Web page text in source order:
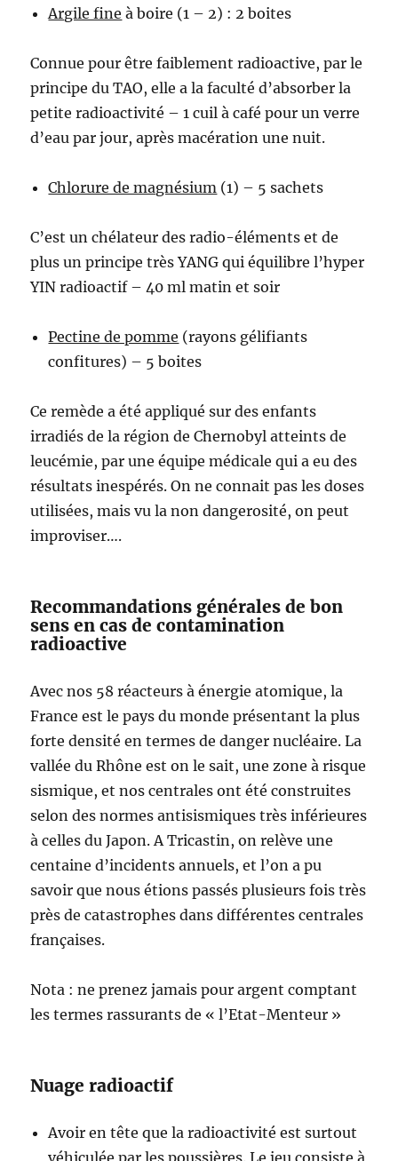
Argile fine à boire (1 – 2) : 2 boites
Connue pour être faiblement radioactive, par le
principe du TAO, elle a la faculté d’absorber la
petite radioactivité – 1 cuil à café pour un verre
d’eau par jour, après macération une nuit.
Chlorure de magnésium (1) – 5 sachets
C’est un chélateur des radio-éléments et de
plus un principe très YANG qui équilibre l’hyper
YIN radioactif – 40 ml matin et soir
Pectine de pomme (rayons gélifiants
confitures) – 5 boites
Ce remède a été appliqué sur des enfants
irradiés de la région de Chernobyl atteints de
leucémie, par une équipe médicale qui a eu des
résultats inespérés. On ne connait pas les doses
utilisées, mais vu la non dangerosité, on peut
improviser….
Recommandations générales de bon
sens en cas de contamination
radioactive
Avec nos 58 réacteurs à énergie atomique, la
France est le pays du monde présentant la plus
forte densité en termes de danger nucléaire. La
vallée du Rhône est on le sait, une zone à risque
sismique, et nos centrales ont été construites
selon des normes antisismiques très inférieures
à celles du Japon. A Tricastin, on relève une
centaine d’incidents annuels, et l’on a pu
savoir que nous étions passés plusieurs fois très
près de catastrophes dans différentes centrales
françaises.
Nota : ne prenez jamais pour argent comptant
les termes rassurants de « l’Etat-Menteur »
Nuage radioactif
Avoir en tête que la radioactivité est surtout